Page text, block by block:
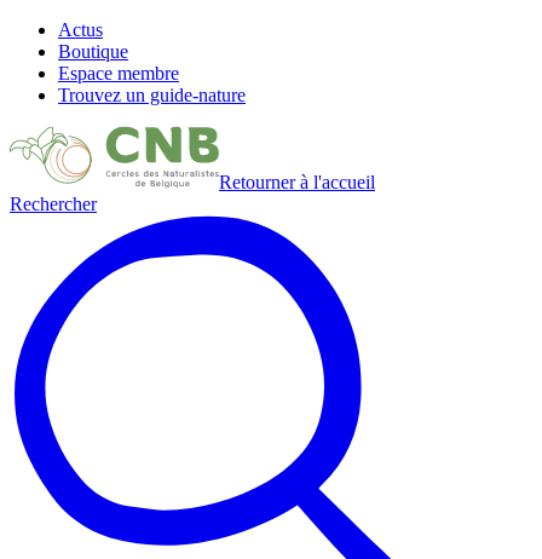
Actus
Boutique
Espace membre
Trouvez un guide-nature
Retourner à l'accueil
Rechercher